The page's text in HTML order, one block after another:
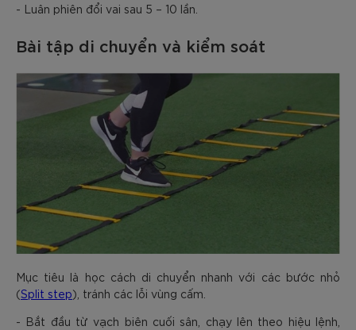
- Luân phiên đổi vai sau 5 – 10 lần.
Bài tập di chuyển và kiểm soát
Mục tiêu là học cách di chuyển nhanh với các bước nhỏ
(Split step), tránh các lỗi vùng cấm.
- Bắt đầu từ vạch biên cuối sân, chạy lên theo hiệu lệnh,